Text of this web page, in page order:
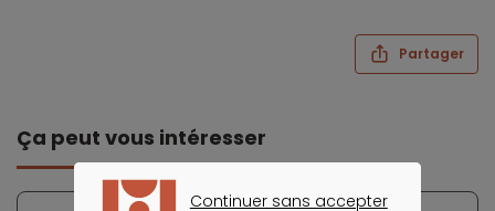
Partager
Ça peut vous intéresser
Continuer sans accepter